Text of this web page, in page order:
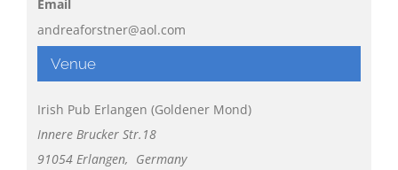
Venue
Irish Pub Erlangen (Goldener Mond)
Innere Brucker Str.18
91054 Erlangen, Germany
Email
andreaforstner@aol.com